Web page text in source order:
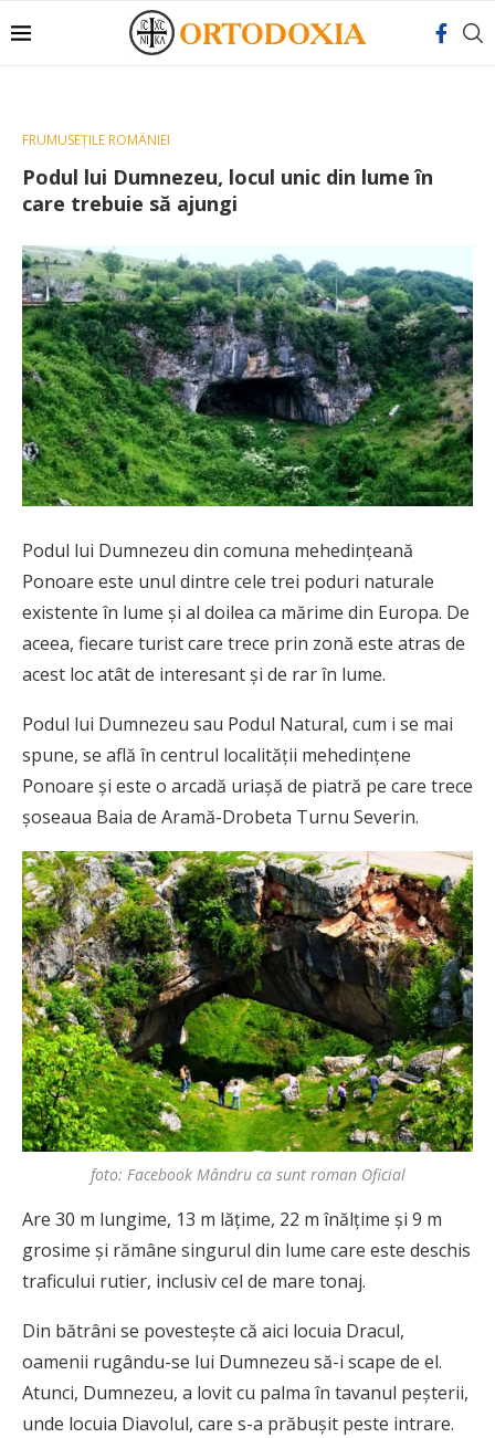
FRUMUSEȚILE ROMÂNIEI
Podul lui Dumnezeu, locul unic din lume în
care trebuie să ajungi
Podul lui Dumnezeu din comuna mehedinţeană
Ponoare este unul dintre cele trei poduri naturale
existente în lume şi al doilea ca mărime din Europa. De
aceea, fiecare turist care trece prin zonă este atras de
acest loc atât de interesant și de rar în lume.
Podul lui Dumnezeu sau Podul Natural, cum i se mai
spune, se află în centrul localităţii mehedinţene
Ponoare și este o arcadă uriașă de piatră pe care trece
șoseaua Baia de Aramă-Drobeta Turnu Severin.
foto: Facebook Mândru ca sunt roman Oficial
Are 30 m lungime, 13 m lățime, 22 m înălțime și 9 m
grosime și rămâne singurul din lume care este deschis
traficului rutier, inclusiv cel de mare tonaj.
Din bătrâni se povestește că aici locuia Dracul,
oamenii rugându-se lui Dumnezeu să-i scape de el.
Atunci, Dumnezeu, a lovit cu palma în tavanul peșterii,
unde locuia Diavolul, care s-a prăbușit peste intrare.